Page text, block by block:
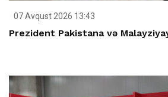
07 Avqust 2026 13:43
Prezident Pakistana və